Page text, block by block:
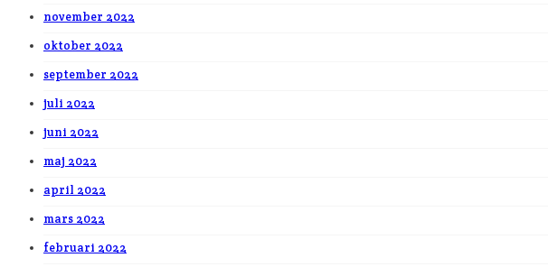
november 2022
oktober 2022
september 2022
juli 2022
juni 2022
maj 2022
april 2022
mars 2022
februari 2022